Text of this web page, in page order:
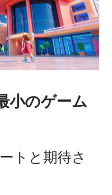
小のゲーム
トと期待さ